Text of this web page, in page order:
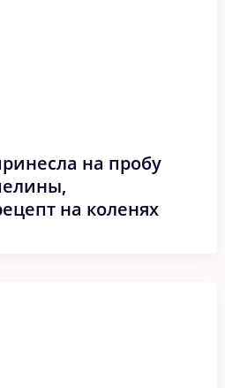
на пробу
на коленях